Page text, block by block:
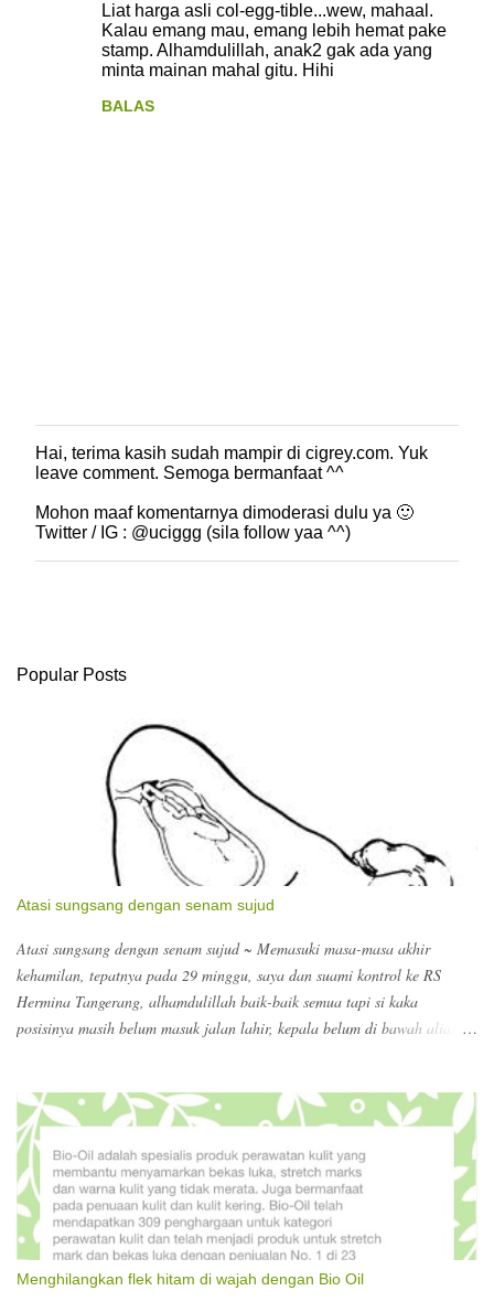
Liat harga asli col-egg-tible...wew, mahaal.
Kalau emang mau, emang lebih hemat pake
stamp. Alhamdulillah, anak2 gak ada yang
minta mainan mahal gitu. Hihi
BALAS
P
o
t
n
n
Hai, terima kasih sudah mampir di cigrey.com. Yuk
leave comment. Semoga bermanfaat ^^
Mohon maaf komentarnya dimoderasi dulu ya 🙂
Twitter / IG : @uciggg (sila follow yaa ^^)
Popular Posts
Atasi sungsang dengan senam sujud
Atasi sungsang dengan senam sujud ~ Memasuki masa-masa akhir
kehamilan, tepatnya pada 29 minggu, saya dan suami kontrol ke RS
Hermina Tangerang, alhamdulillah baik-baik semua tapi si kaka
posisinya masih belum masuk jalan lahir, kepala belum di bawah alias
menit. Wow?? Perlu diinget supaya melakukannya di atas tempat tidur
aja atau alas yang empuk, biar kalau si bumil oleng jatuh kecapean ngga
kena dasar yang keras. Ngomong-ngomong masa akhir kehamilan, pas di
RS kita diarahkan untuk registrasi untuk persalinan. Berhubung melihat
search keywords yang terdampar ke blog ini, ada yang nyari nomor
telepon Hermina, ada yang nyari biaya dokter kandungan di Hermina
Tangerang. Kalau dokter kandungan untuk konsultasi dokter obsgyn Rp.
126.000. itu sudah termasuk USG. Nomor teleponnya bisa ke 021-
Menghilangkan flek hitam di wajah dengan Bio Oil